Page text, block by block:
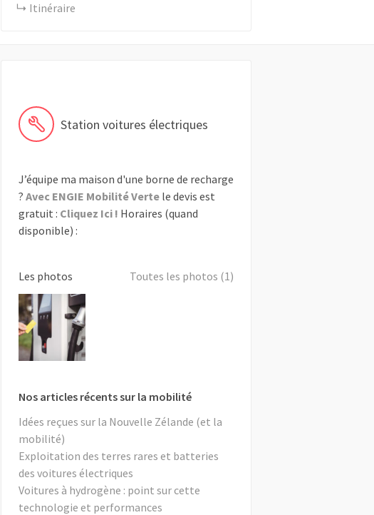
Itinéraire
Station voitures électriques
J’équipe ma maison d'une borne de recharge
? Avec ENGIE Mobilité Vertele devis est
gratuit : Cliquez Ici ! Horaires (quand
disponible) :
Les photos Toutes les photos (1)
Nos articles récents sur la mobilité
Idées reçues sur la Nouvelle Zélande (et la
mobilité)
Exploitation des terres rares et batteries
des voitures électriques
Voitures à hydrogène : point sur cette
technologie et performances